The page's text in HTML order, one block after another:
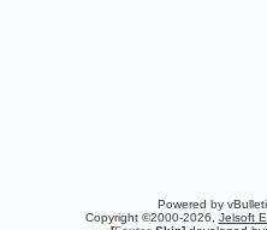
Powered by
Copyright ©2000-2026, Jelsoft